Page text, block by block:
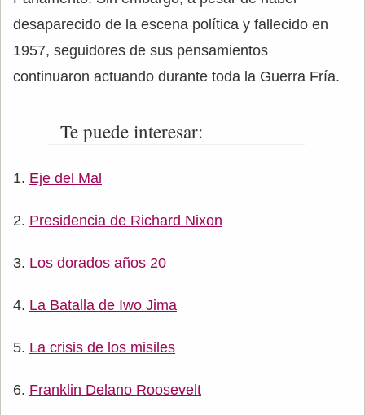
desaparecido de la escena política y fallecido en
1957, seguidores de sus pensamientos
continuaron actuando durante toda la Guerra Fría.
Te puede interesar:
Eje del Mal
Presidencia de Richard Nixon
Los dorados años 20
La Batalla de Iwo Jima
La crisis de los misiles
Franklin Delano Roosevelt